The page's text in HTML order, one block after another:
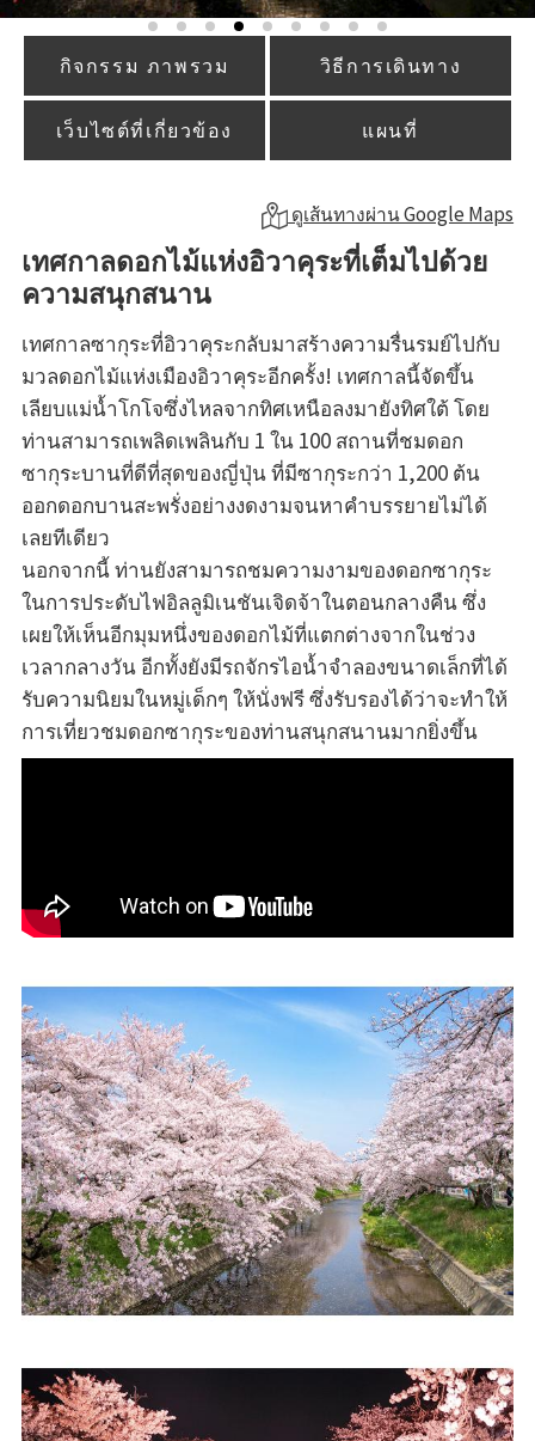
กิจกรรม ภาพรวม วิธีการเดินทาง
เว็บไซต์ที่เกี่ยวข้อง แผนที่
ดูเส้นทางผ่าน Google Maps
เทศกาลดอกไม้แห่งอิวาคุระที่เต็มไปด้วย
ความสนุกสนาน
เทศกาลซากุระที่อิวาคุระกลับมาสร้างความรื่นรมย์ไปกับ
มวลดอกไม้แห่งเมืองอิวาคุระอีกครั้ง! เทศกาลนี้จัดขึ้น
เลียบแม่น้ำโกโจซึ่งไหลจากทิศเหนือลงมายังทิศใต้ โดย
ท่านสามารถเพลิดเพลินกับ 1 ใน 100 สถานที่ชมดอก
ซากุระบานที่ดีที่สุดของญี่ปุ่น ที่มีซากุระกว่า 1,200 ต้น
ออกดอกบานสะพรั่งอย่างงดงามจนหาคำบรรยายไม่ได้
เลยทีเดียว
นอกจากนี้ ท่านยังสามารถชมความงามของดอกซากุระ
ในการประดับไฟอิลลูมิเนชันเจิดจ้าในตอนกลางคืน ซึ่ง
เผยให้เห็นอีกมุมหนึ่งของดอกไม้ที่แตกต่างจากในช่วง
เวลากลางวัน อีกทั้งยังมีรถจักรไอน้ำจำลองขนาดเล็กที่ได้
รับความนิยมในหมู่เด็กๆ ให้นั่งฟรี ซึ่งรับรองได้ว่าจะทำให้
การเที่ยวชมดอกซากุระของท่านสนุกสนานมากยิ่งขึ้น